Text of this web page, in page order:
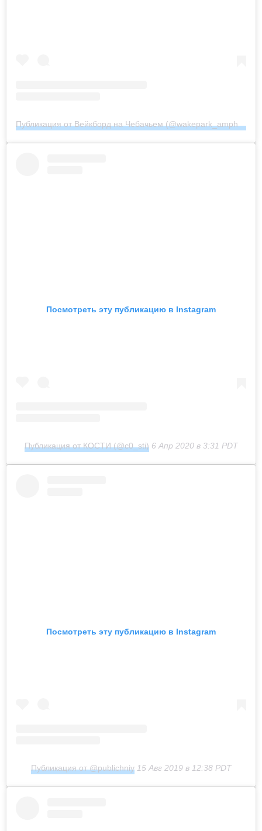
Публикация от Вейкборд на Чебачьем (@wakepark_amphibians)
Посмотреть эту публикацию в Instagram
Публикация от КОСТИ (@c0_sti) 6 Апр 2020 в 3:31 PDT
Посмотреть эту публикацию в Instagram
Публикация от @publichniy 15 Авг 2019 в 12:38 PDT